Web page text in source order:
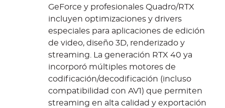
GeForce y profesionales Quadro/RTX
incluyen optimizaciones y drivers
especiales para aplicaciones de edición
de video, diseño 3D, renderizado y
streaming. La generación RTX 40 ya
incorporó múltiples motores de
codificación/decodificación (incluso
compatibilidad con AV1) que permiten
streaming en alta calidad y exportación